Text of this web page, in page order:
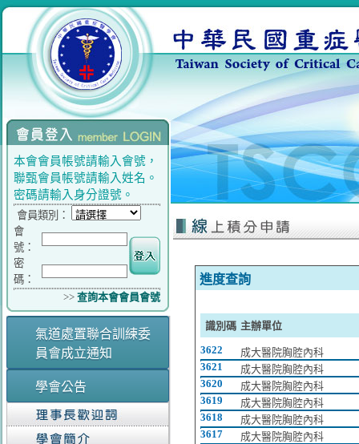
本會會員帳號請輸入會號，
聯甄會員帳號請輸入姓名。
密碼請輸入身分證號。
會員類別：
會
號：
密
碼：
>> 查詢本會會員會號
氣道處置聯合訓練委
員會成立通知
學會公告
進度查詢
識別碼 主辦單位
3622
成大醫院胸腔內科
3621
成大醫院胸腔內科
3620
成大醫院胸腔內科
3619
成大醫院胸腔內科
3618
成大醫院胸腔內科
3617
成大醫院胸腔內科